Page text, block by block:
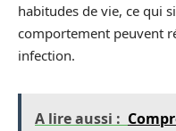
habitudes de vie, ce qui
comportement peuvent
infection.
A lire aussi :